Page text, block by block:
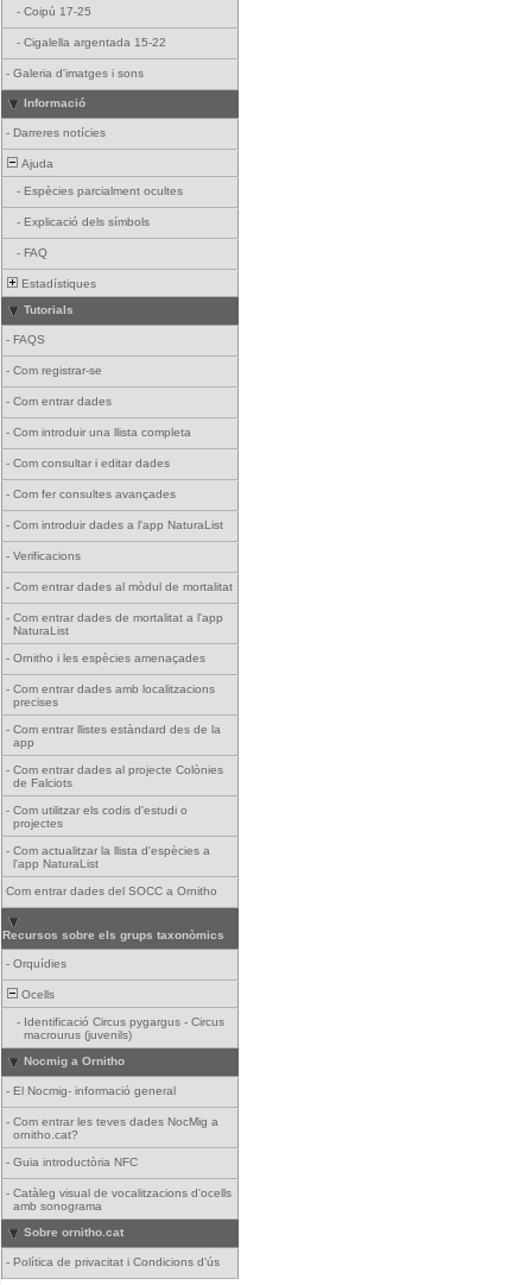
- Coipú 17-25
- Cigalella argentada 15-22
- Galeria d'imatges i sons
Informació
- Darreres notícies
Ajuda
- Espècies parcialment ocultes
- Explicació dels símbols
- FAQ
Estadístiques
Tutorials
- FAQS
- Com registrar-se
- Com entrar dades
- Com introduir una llista completa
- Com consultar i editar dades
- Com fer consultes avançades
- Com introduir dades a l'app NaturaList
- Verificacions
- Com entrar dades al mòdul de mortalitat
- Com entrar dades de mortalitat a l'app
NaturaList
- Ornitho i les espècies amenaçades
- Com entrar dades amb localitzacions
precises
- Com entrar llistes estàndard des de la
app
- Com entrar dades al projecte Colònies
de Falciots
- Com utilitzar els codis d'estudi o
projectes
- Com actualitzar la llista d'espècies a
l'app NaturaList
Com entrar dades del SOCC a Ornitho
Recursos sobre els grups taxonòmics
- Orquídies
Ocells
- Identificació Circus pygargus - Circus
macrourus (juvenils)
Nocmig a Ornitho
- El Nocmig- informació general
- Com entrar les teves dades NocMig a
ornitho.cat?
- Guia introductòria NFC
- Catàleg visual de vocalitzacions d'ocells
amb sonograma
Sobre ornitho.cat
- Política de privacitat i Condicions d'ús